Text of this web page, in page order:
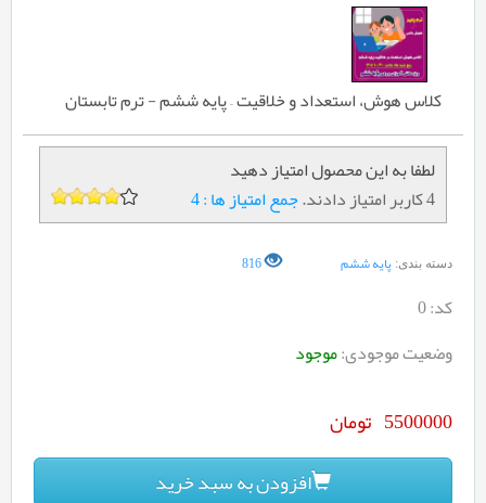
کلاس هوش، استعداد و خلاقیت – پایه ششم - ترم تابستان
لطفا به این محصول امتیاز دهید
4 کاربر امتیاز دادند.
جمع امتیاز ها : 4
دسته بندی: پایه ششم 816
کد:0
وضعیت موجودی:موجود
5500000 تومان
افزودن به سبد خرید